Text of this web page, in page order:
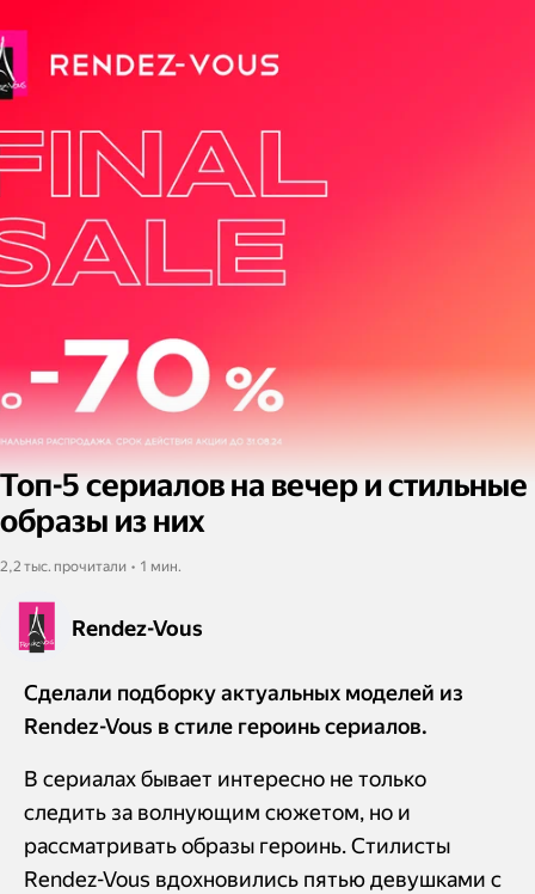
Топ-5 сериалов на вечер и стильные
образы из них
2,2 тыс. прочитали • 1 мин.
Rendez-Vous
Сделали подборку актуальных моделей из
Rendez-Vous в стиле героинь сериалов.
В сериалах бывает интересно не только
следить за волнующим сюжетом, но и
рассматривать образы героинь. Стилисты
Rendez-Vous вдохновились пятью девушками с